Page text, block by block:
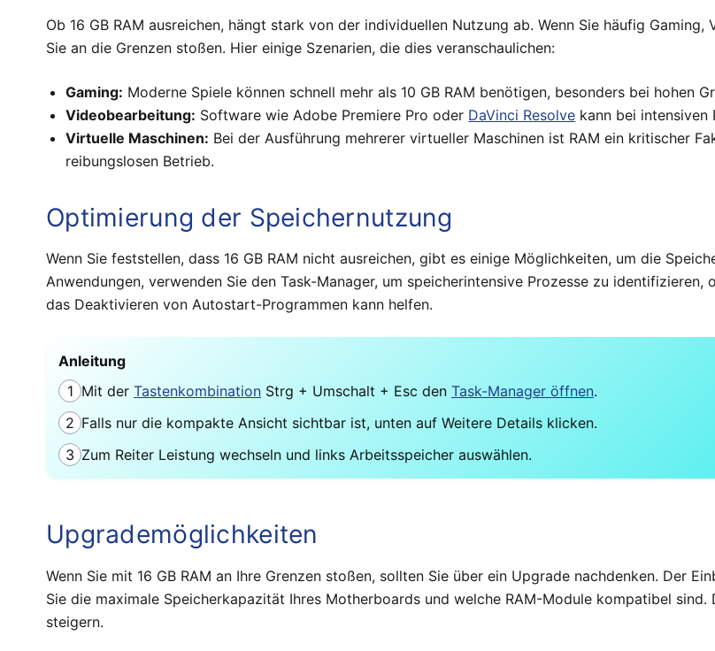
Ob 16 GB RAM ausreichen, hängt stark von der individuellen Nutzung ab. Wenn Sie häufig
Sie an die Grenzen stoßen. Hier einige Szenarien, die dies veranschaulichen:
Gaming: Moderne Spiele können schnell mehr als 10 GB RAM benötigen, besonders bei hohen
Videobearbeitung: Software wie Adobe Premiere Pro oder DaVinci Resolve kann bei intensiven
Virtuelle Maschinen: Bei der Ausführung mehrerer virtueller Maschinen ist RAM ein kritischer
reibungslosen Betrieb.
Optimierung der Speichernutzung
Wenn Sie feststellen, dass 16 GB RAM nicht ausreichen, gibt es einige Möglichkeiten, um die
Anwendungen, verwenden Sie den Task-Manager, um speicherintensive Prozesse zu identifizieren,
das Deaktivieren von Autostart-Programmen kann helfen.
Anleitung
1 Mit der Tastenkombination Strg + Umschalt + Esc den Task-Manager öffnen.
2 Falls nur die kompakte Ansicht sichtbar ist, unten auf Weitere Details klicken.
3 Zum Reiter Leistung wechseln und links Arbeitsspeicher auswählen.
Upgrademöglichkeiten
Wenn Sie mit 16 GB RAM an Ihre Grenzen stoßen, sollten Sie über ein Upgrade nachdenken. Der
Sie die maximale Speicherkapazität Ihres Motherboards und welche RAM-Module kompatibel
steigern.